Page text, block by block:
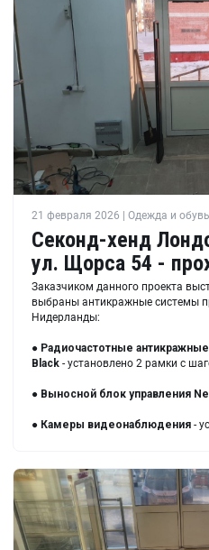
21 февраля 2026 | Одежда и обувь
Секонд-хенд
ул. Щорса 54 -
Заказчиком данного проекта
выбраны антикражные системы
Нидерланды:
● Радиочастотные
Black - установлено 2 рамки с
● Выносной блок управления
● Камеры видеонаблюдения -